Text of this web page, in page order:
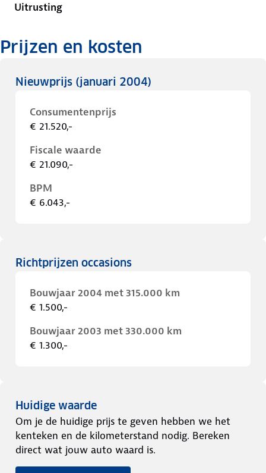
Uitrusting
Prijzen en kosten
Nieuwprijs (januari 2004)
Consumentenprijs
€ 21.520,-
Fiscale waarde
€ 21.090,-
BPM
€ 6.043,-
Richtprijzen occasions
Bouwjaar 2004 met 315.000 km
€ 1.500,-
Bouwjaar 2003 met 330.000 km
€ 1.300,-
Huidige waarde
Om je de huidige prijs te geven hebben we het
kenteken en de kilometerstand nodig. Bereken
direct wat jouw auto waard is.